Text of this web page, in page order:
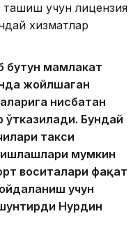
ташиш учун лицензия
хизматлар
бутун мамлакат
жойлшаган
нисбатан
ўтказилади. Бундай
такси
ишлашлари мумкин
воситалари фақат
учун
Нурдин